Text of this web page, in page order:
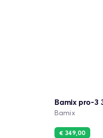
Bamix pro-3
Bamix
€ 349,00